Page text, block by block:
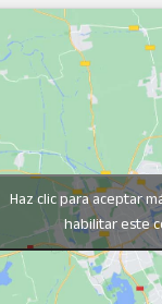
Haz clic para aceptar
habilitar este